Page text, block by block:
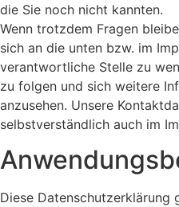
die Sie noch nicht kannten.
Wenn trotzdem Fragen
sich an die unten bzw. im
verantwortliche Stelle zu
zu folgen und sich weitere
anzusehen. Unsere
selbstverständlich auch im
Diese Datenschutzerklärung